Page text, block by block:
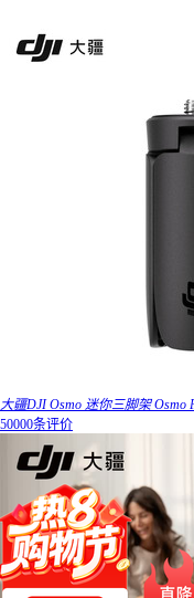
大疆DJI Osmo 迷你三脚架 Osmo
50000条评价